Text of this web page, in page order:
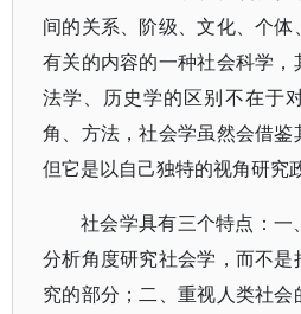
间的关系、阶级、文化、个
有关的内容的一种社会科学，
法学、历史学的区别不在于
角、方法，社会学虽然会借鉴
但它是以自己独特的视角研究
社会学具有三个特点：
分析角度研究社会学，而不
究的部分；二、重视人类社